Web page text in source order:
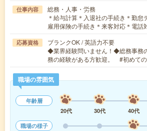
仕事内容
総務・人事・労務
＊給与計算＊入退社の手続き＊勤怠
雇用保険の手続き＊来客対応＊電話
応募資格
ブランクOK / 英語力不要
◆業界経験問いません！◆総務事務
務の経験がある方歓迎。 #初めて
職場の雰囲気
年齢層
20代
30代 40代
職場の様子